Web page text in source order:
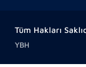
Tüm Hakları
YBH